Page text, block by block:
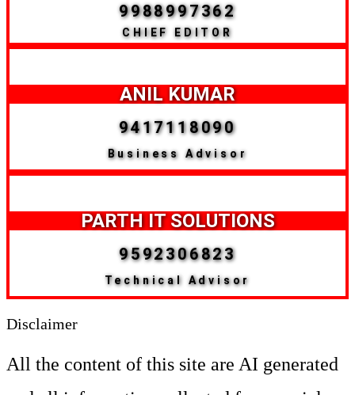
9988997362
CHIEF EDITOR
ANIL KUMAR
9417118090
Business Advisor
PARTH IT SOLUTIONS
9592306823
Technical Advisor
Disclaimer
All the content of this site are AI generated